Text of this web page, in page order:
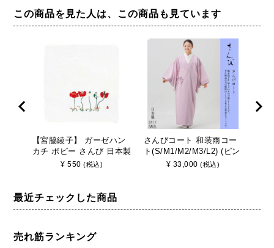
この商品を見た人は、この商品も見ています
【宮脇綾子】 ガーゼハン
カチ ポピー さんび 日本製
¥ 550 (税込)
さんびコート 和装雨コー
ト(S/M1/M2/M3/L2) (ピン
ク/グリーン/フジ/ネイビ
¥ 33,000 (税込)
最近チェックした商品
売れ筋ランキング